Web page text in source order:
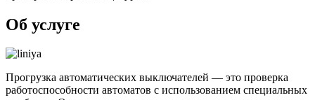
Об услуге
Прогрузка автоматических выключателей — это проверка
работоспособности автоматов с использованием специальных